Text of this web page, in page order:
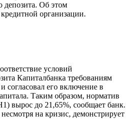
депозита. Об этом
организации.
условий
Капиталбанка требованиям
согласовал его включение в
Таким образом, норматив
вырос до 21,65%, сообщает банк.
на кризис, демонстрирует